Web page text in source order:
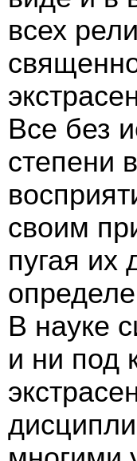
всех
Все без
степени
своим
пугая
В науке
и ни под